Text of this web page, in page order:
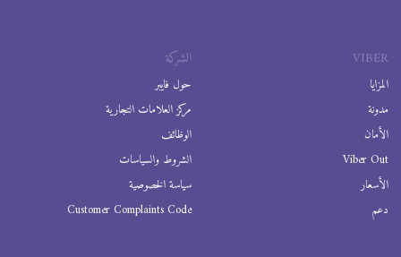
VIBER
المزايا
مدونة
الأمان
Viber Out
الأسعار
دعم
الشركة
حول فايبر
مركز العلامات التجارية
الوظائف
الشروط والسياسات
سياسة الخصوصية
Customer Complaints Code